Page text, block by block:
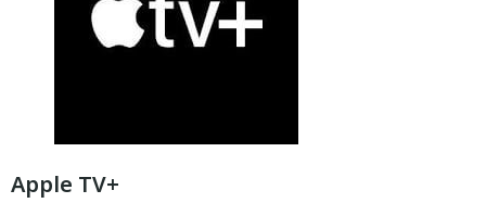
Apple TV+